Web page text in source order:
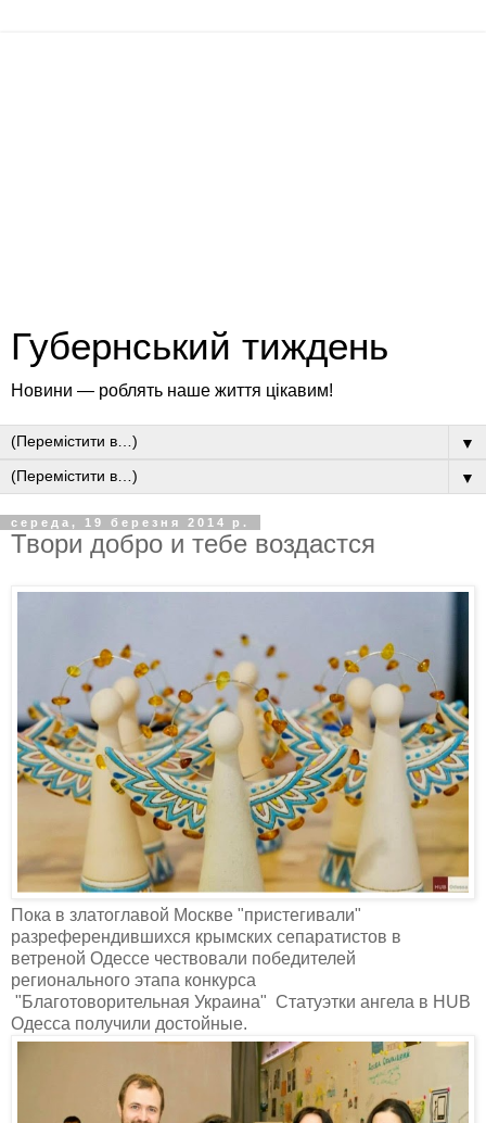
Губернський тиждень
Новини — роблять наше життя цікавим!
▼
▼
середа, 19 березня 2014 р.
Твори добро и тебе воздастся
Пока в златоглавой Москве "пристегивали"
разреферендившихся крымских сепаратистов в
ветреной Одессе чествовали победителей
регионального этапа конкурса
"Благотоворительная Украина" Статуэтки ангела в HUB
Одесса получили достойные.